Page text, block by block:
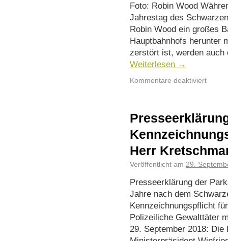
Foto: Robin Wood
Jahrestag des
Robin Wood ein großes
Hauptbahnhofs herunter
zerstört ist, werden
Weiterlesen →
Kommentare deaktiviert
Herr
Veröffentlicht am 29.
Presseerklärung der
Jahre nach dem
Kennzeichnungspflicht
Polizeiliche Gewalttäter
29. September 2018: